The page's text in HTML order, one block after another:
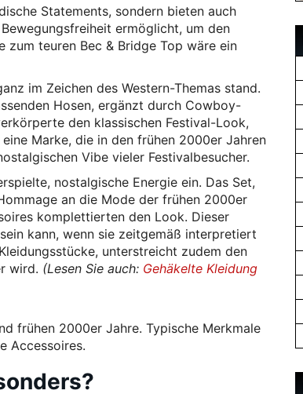
Statements, sondern bieten auch
ermöglicht, um den
zum teuren Bec & Bridge Top wäre ein
im Zeichen des Western-Themas stand.
Hosen, ergänzt durch Cowboy-
den klassischen Festival-Look,
Marke, die in den frühen 2000er Jahren
Vibe vieler Festivalbesucher.
nostalgische Energie ein. Das Set,
an die Mode der frühen 2000er
komplettierten den Look. Dieser
kann, wenn sie zeitgemäß interpretiert
unterstreicht zudem den
wird. (Lesen Sie auch: Gehäkelte Kleidung
frühen 2000er Jahre. Typische Merkmale
Accessoires.